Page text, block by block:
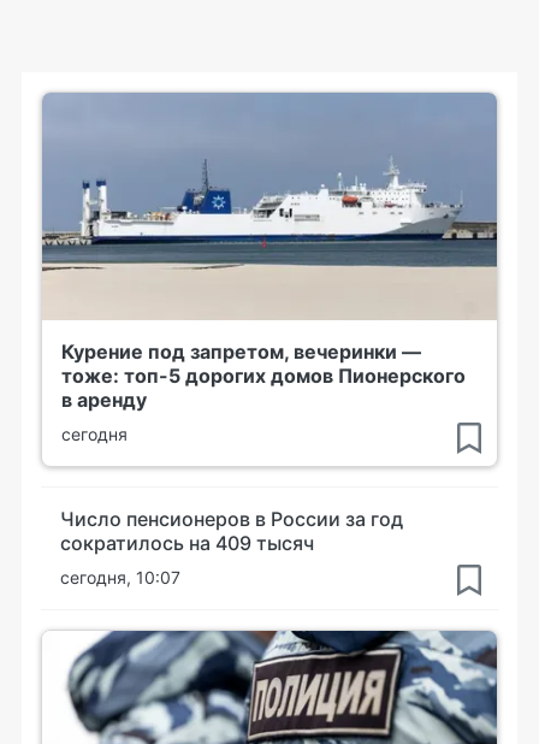
Курение под запретом, вечеринки —
тоже: топ-5 дорогих домов Пионерского
в аренду
сегодня
Число пенсионеров в России за год
сократилось на 409 тысяч
сегодня, 10:07